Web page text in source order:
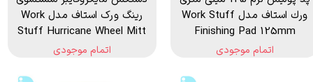
ورك استاف مدل Work Stuff
Finishing Pad 125mm
اتمام موجودی
رینگ ورک استاف مدل Work
Stuff Hurricane Wheel Mitt
اتمام موجودی